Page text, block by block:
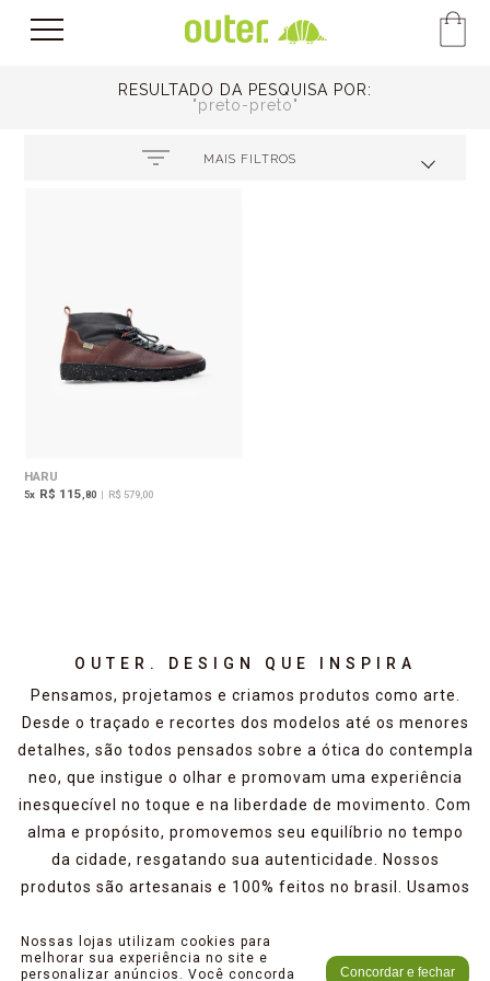
RESULTADO DA PESQUISA POR:
preto-preto
MAIS FILTROS
HARU
5x R$ 115 ,80 | R$ 579,00
OUTER. DESIGN QUE INSPIRA
Pensamos, projetamos e criamos produtos como arte.
Desde o traçado e recortes dos modelos até os menores
detalhes, são todos pensados sobre a ótica do contempla
neo, que instigue o olhar e promovam uma experiência
inesquecível no toque e na liberdade de movimento. Com
alma e propósito, promovemos seu equilíbrio no tempo
da cidade, resgatando sua autenticidade. Nossos
produtos são artesanais e 100% feitos no brasil. Usamos
imperfeições. Acreditamos que sua textura e marcas
naturais devem ser valorizadas pois contam sua história.
Nossas lojas utilizam cookies para
melhorar sua experiência no site e
personalizar anúncios. Você concorda
Concordar e fechar